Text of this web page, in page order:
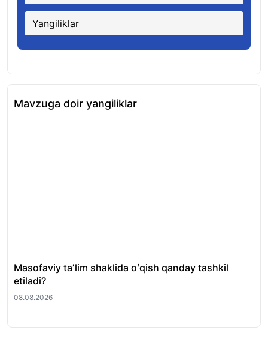
Yangiliklar
Mavzuga doir yangiliklar
Masofaviy taʼlim shaklida oʻqish qanday tashkil
etiladi?
08.08.2026